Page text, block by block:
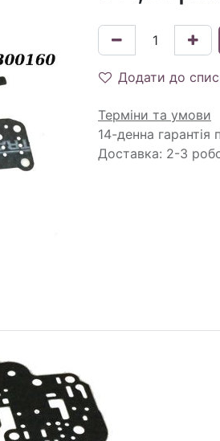
Додати до
Терміни та умови
14-денна гарантія
Доставка: 2-3